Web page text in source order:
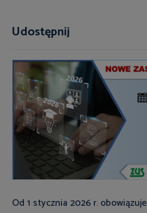
Od 1 stycznia 2026 r.
Udostępnij